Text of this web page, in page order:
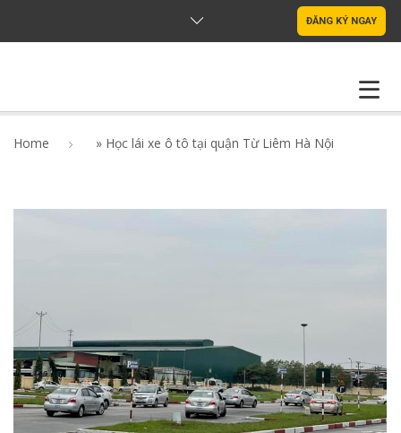
ĐĂNG KÝ NGAY
GHI DANH HỌC LÁI XE
Home » Học lái xe ô tô tại quận Từ Liêm Hà Nội